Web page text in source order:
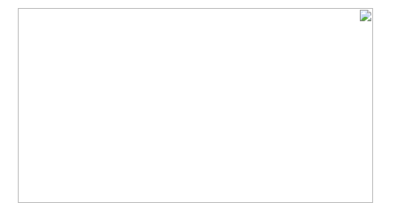
מגיפת הקורונה. בעקבות התפשטות